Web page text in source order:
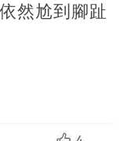
然尬到腳趾